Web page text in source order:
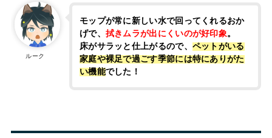
ルーク
モップが常に新しい水で回ってくれるおか
げで、 拭きムラが出にくいのが好印象。
床がサラッと仕上がるので、 ペットがいる
家庭や裸足で過ごす季節には特にありがた
い機能でした！